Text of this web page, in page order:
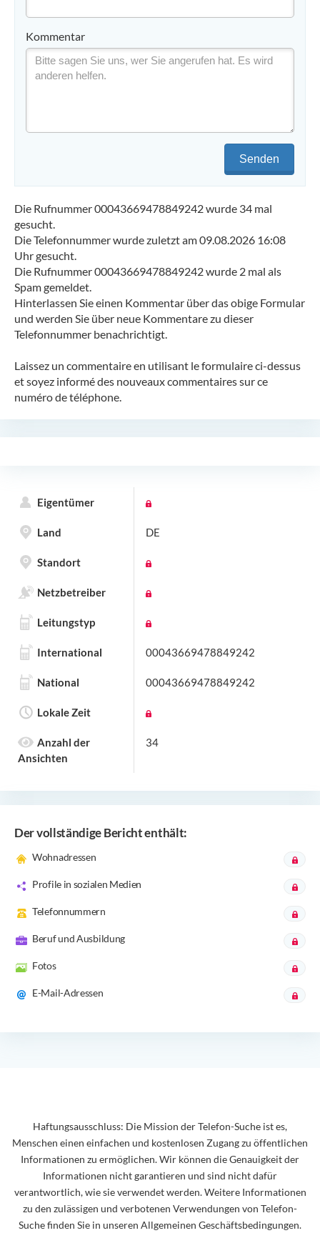
Kommentar
Senden
Die Rufnummer 00043669478849242 wurde 34 mal
gesucht.
Die Telefonnummer wurde zuletzt am 09.08.2026 16:08
Uhr gesucht.
Die Rufnummer 00043669478849242 wurde 2 mal als
Spam gemeldet.
Hinterlassen Sie einen Kommentar über das obige Formular
und werden Sie über neue Kommentare zu dieser
Telefonnummer benachrichtigt.
Laissez un commentaire en utilisant le formulaire ci-dessus
et soyez informé des nouveaux commentaires sur ce
numéro de téléphone.
Eigentümer
Land DE
Standort
Netzbetreiber
Leitungstyp
International 00043669478849242
National 00043669478849242
Lokale Zeit
Anzahl der
Ansichten
34
Der vollständige Bericht enthält:
Wohnadressen
Profile in sozialen Medien
Telefonnummern
Beruf und Ausbildung
Fotos
E-Mail-Adressen
Haftungsausschluss: Die Mission der Telefon-Suche ist es,
Menschen einen einfachen und kostenlosen Zugang zu öffentlichen
Informationen zu ermöglichen. Wir können die Genauigkeit der
Informationen nicht garantieren und sind nicht dafür
verantwortlich, wie sie verwendet werden. Weitere Informationen
zu den zulässigen und verbotenen Verwendungen von Telefon-
Suche finden Sie in unseren Allgemeinen Geschäftsbedingungen.